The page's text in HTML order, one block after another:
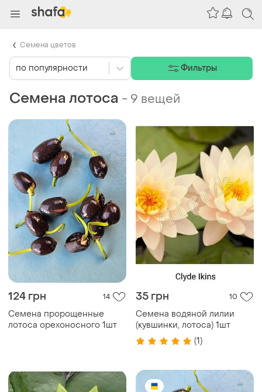
Семена лотоса - 9 вещей
124 грн 14
Семена пророщенные
лотоса орехоносного 1шт
35 грн 10
Семена водяной лилии
(кувшинки, лотоса) 1шт
(1)
по популярности Фильтры
Семена цветов